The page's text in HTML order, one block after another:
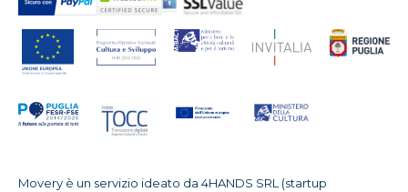
Movery è un servizio ideato da 4HANDS SRL (startup